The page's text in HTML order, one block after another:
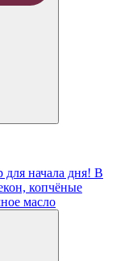
для начала дня! В
копчёные
масло